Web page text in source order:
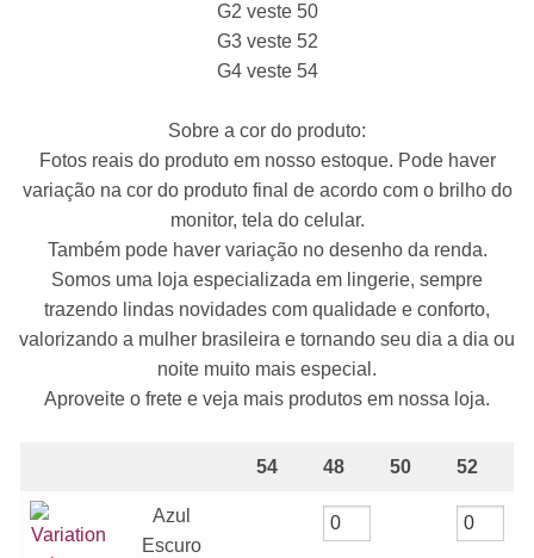
G2 veste 50
G3 veste 52
G4 veste 54
Sobre a cor do produto:
Fotos reais do produto em nosso estoque. Pode haver
variação na cor do produto final de acordo com o brilho do
monitor, tela do celular.
Também pode haver variação no desenho da renda.
Somos uma loja especializada em lingerie, sempre
trazendo lindas novidades com qualidade e conforto,
valorizando a mulher brasileira e tornando seu dia a dia ou
noite muito mais especial.
Aproveite o frete e veja mais produtos em nossa loja.
54 48 50 52
Azul
Escuro